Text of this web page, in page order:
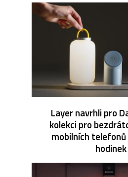
Layer navrhli pro
kolekci pro
mobilních
hodinek